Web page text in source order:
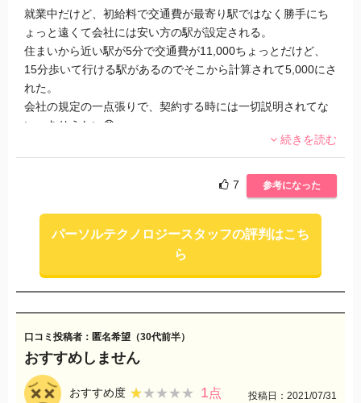
就業中だけど、初給料で交通費が最寄り駅ではなく勝手にち
ょっと遠くて会社には安い方の駅が設定される。
住まいから近い駅が5分で交通費が11,000ちょっとだけど、
15分歩いて行ける駅があるのでそこから計算されて5,000にさ
れた。
会社の規定の一点張りで、契約する時には一切説明されてな
い。ありえない😠
保険証も7月から務めてるのに8月20日なのにまだ届かな
い・・・
続きを読む
7 参考になった
パーソルテクノロジースタッフの評判はこち
ら
口コミ投稿者：匿名希望（30代前半）
おすすめしません
おすすめ度 ★★★★★
★★★★★ 1点 投稿日：2021/07/31